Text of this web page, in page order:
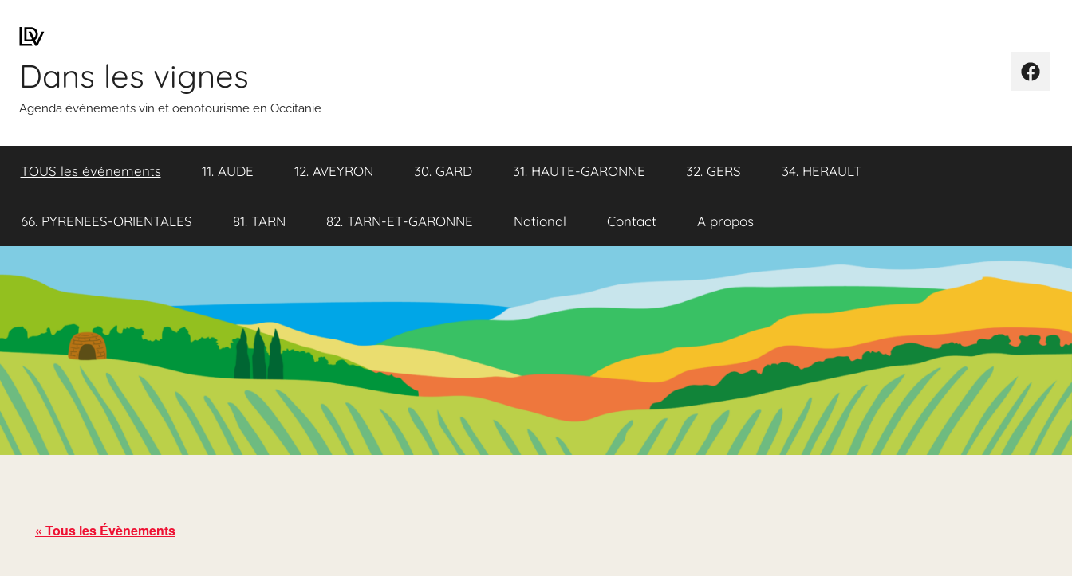
Dans les vignes
Agenda événements vin et oenotourisme en Occitanie
TOUS les événements 11. AUDE 12. AVEYRON 30. GARD 31. HAUTE-GARONNE 32. GERS 34. HERAULT
66. PYRENEES-ORIENTALES 81. TARN 82. TARN-ET-GARONNE National Contact A propos
« Tous les Évènements